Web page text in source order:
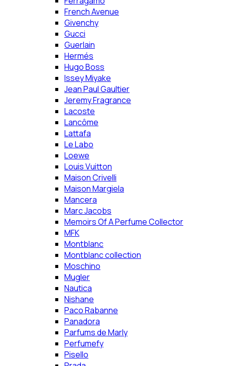
French Avenue
Givenchy
Gucci
Guerlain
Hermés
Hugo Boss
Issey Miyake
Jean Paul Gaultier
Jeremy Fragrance
Lacoste
Lancôme
Lattafa
Le Labo
Loewe
Louis Vuitton
Maison Crivelli
Maison Margiela
Mancera
Marc Jacobs
Memoirs Of A Perfume Collector
MFK
Montblanc
Montblanc collection
Moschino
Mugler
Nautica
Nishane
Paco Rabanne
Panadora
Parfums de Marly
Perfumefy
Pisello